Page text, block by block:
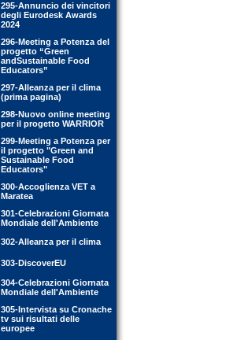
295-Annuncio dei vincitori
degli Eurodesk Awards
2024
296-Meeting a Potenza del
progetto “Green
andSustainable Food
Educators”
297-Alleanza per il clima
(prima pagina)
298-Nuovo online meeting
per il progetto WARRIOR
299-Meeting a Potenza per
il progetto "Green and
Sustainable Food
Educators"
300-Accoglienza VET a
Maratea
301-Celebrazioni Giornata
Mondiale dell'Ambiente
302-Alleanza per il clima
303-DiscoverEU
304-Celebrazioni Giornata
Mondiale dell'Ambiente
305-Intervista su Cronache
tv sui risultati delle
europee